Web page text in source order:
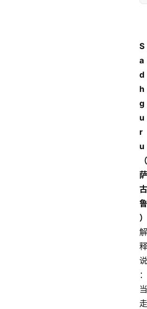
S
a
d
h
g
u
r
u
（
萨
古
鲁
）
解
释
说
：
当
走